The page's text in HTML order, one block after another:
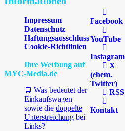
Impressum
Datenschutz
Haftungsausschluss
Cookie-Richtlinien
Ihre Werbung auf
MYC-Media.de
🛒 Was bedeutet der
Einkaufswagen
sowie die doppelte
Unterstreichung bei
Links?
Facebook
YouTube
Instagram
X
(ehem.
Twitter)
RSS
Kontakt